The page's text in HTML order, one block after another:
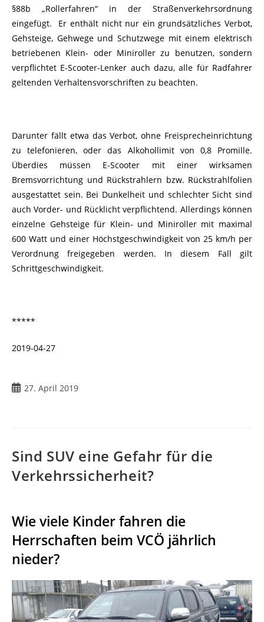
§88b „Rollerfahren“ in der Straßenverkehrsordnung
eingefügt. Er enthält nicht nur ein grundsätzliches Verbot,
Gehsteige, Gehwege und Schutzwege mit einem elektrisch
betriebenen Klein- oder Miniroller zu benutzen, sondern
verpflichtet E-Scooter-Lenker auch dazu, alle für Radfahrer
geltenden Verhaltensvorschriften zu beachten.
Darunter fällt etwa das Verbot, ohne Freisprecheinrichtung
zu telefonieren, oder das Alkohollimit von 0,8 Promille.
Überdies müssen E-Scooter mit einer wirksamen
Bremsvorrichtung und Rückstrahlern bzw. Rückstrahlfolien
ausgestattet sein. Bei Dunkelheit und schlechter Sicht sind
auch Vorder- und Rücklicht verpflichtend. Allerdings können
einzelne Gehsteige für Klein- und Miniroller mit maximal
600 Watt und einer Höchstgeschwindigkeit von 25 km/h per
Verordnung freigegeben werden. In diesem Fall gilt
Schrittgeschwindigkeit.
*****
2019-04-27
27. April 2019
Sind SUV eine Gefahr für die
Verkehrssicherheit?
Wie viele Kinder fahren die
Herrschaften beim VCÖ jährlich
nieder?